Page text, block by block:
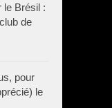
le Brésil :
de
pour
le